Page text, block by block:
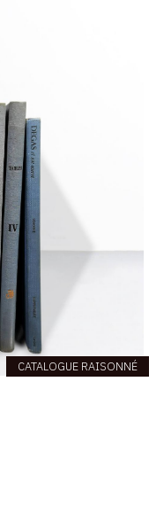
CATALOGUE RAISONNÉ